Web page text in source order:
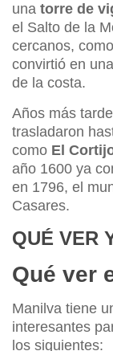
una torre de
el Salto de la
cercanos,
convirtió en
de la costa.
Años más
trasladaron
como El
año 1600 ya
en 1796, el
Casares.
QUÉ VER
Qué ver
Manilva tiene
interesantes
los siguientes: